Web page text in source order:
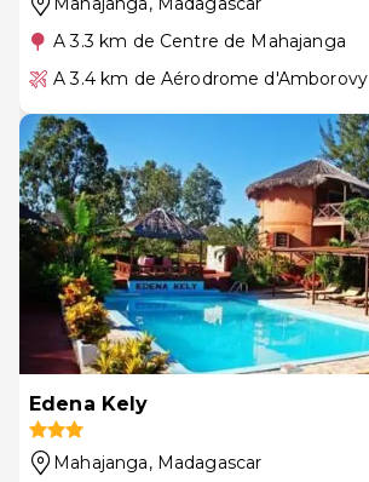
A 3.3 km de Centre de Mahajanga
A 3.4 km de Aérodrome d'Amborovy
Edena Kely
Mahajanga, Madagascar